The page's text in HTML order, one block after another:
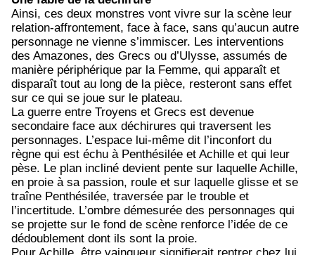
Ainsi, ces deux monstres vont vivre sur la scène leur
relation-affrontement, face à face, sans qu’aucun autre
personnage ne vienne s’immiscer. Les interventions
des Amazones, des Grecs ou d’Ulysse, assumés de
manière périphérique par la Femme, qui apparaît et
disparaît tout au long de la pièce, resteront sans effet
sur ce qui se joue sur le plateau.
La guerre entre Troyens et Grecs est devenue
secondaire face aux déchirures qui traversent les
personnages. L’espace lui-même dit l’inconfort du
règne qui est échu à Penthésilée et Achille et qui leur
pèse. Le plan incliné devient pente sur laquelle Achille,
en proie à sa passion, roule et sur laquelle glisse et se
traîne Penthésilée, traversée par le trouble et
l’incertitude. L’ombre démesurée des personnages qui
se projette sur le fond de scène renforce l’idée de ce
dédoublement dont ils sont la proie.